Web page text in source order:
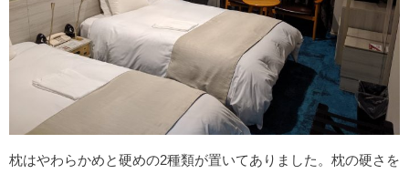
枕はやわらかめと硬めの2種類が置いてありました。枕の硬さを